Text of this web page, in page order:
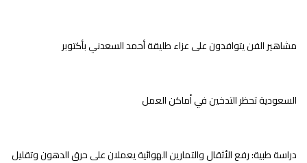
مشاهير الفن يتوافدون على عزاء طليقة أحمد السعدني بأكتوبر
السعودية تحظر التدخين في أماكن العمل
دراسة طبية: رفع الأثقال والتمارين الهوائية يعملان على حرق الدهون وتقليل